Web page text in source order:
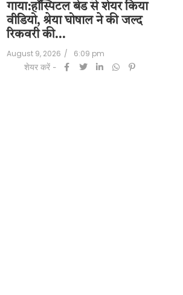
गाया:हॉस्पिटल बेड से शेयर किया
वीडियो, श्रेया घोषाल ने की जल्द
रिकवरी की…
August 9, 2026 /
6:09 pm
शेयर करें -